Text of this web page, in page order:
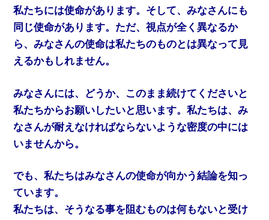
私たちには使命があります。そして、みなさんにも
同じ使命があります。ただ、視点が全く異なるか
ら、みなさんの使命は私たちのものとは異なって見
えるかもしれません。
みなさんには、どうか、このまま続けてくださいと
私たちからお願いしたいと思います。私たちは、み
なさんが耐えなければならないような密度の中には
いませんから。
でも、私たちはみなさんの使命が向かう結論を知っ
ています。
私たちは、そうなる事を阻むものは何もないと受け